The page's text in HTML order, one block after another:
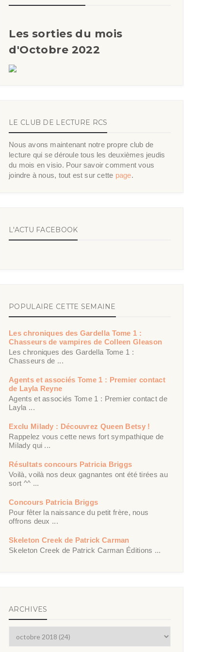
Les sorties du mois
d'Octobre 2022
LE CLUB DE LECTURE RCS
Nous avons maintenant notre propre club de
lecture qui se déroule tous les deuxièmes jeudis
du mois en visio. Pour savoir comment vous
joindre à nous, tout est sur cette page.
L'ACTU FACEBOOK
POPULAIRE CETTE SEMAINE
Les chroniques des Gardella Tome 1 :
Chasseurs de vampires de Colleen Gleason
Les chroniques des Gardella Tome 1 :
Chasseurs de ...
Agents et associés Tome 1 : Premier contact
de Layla Reyne
Agents et associés Tome 1 : Premier contact de
Layla ...
Exclu Milady : Découvrez Queen Betsy !
Rappelez vous cette news fort sympathique de
Milady qui ...
Résultats concours Patricia Briggs
Voilà, voilà nos deux gagnantes ont été tirées au
sort ^^ ...
Concours Patricia Briggs
Pour fêter la naissance du petit frère, nous
offrons deux ...
Skeleton Creek de Patrick Carman
Skeleton Creek de Patrick Carman Éditions ...
ARCHIVES